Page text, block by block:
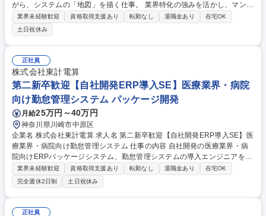
がら、システムの「地図」を描く仕事。 業界特化の強みを活かし、マンシ
ョン管理会社の業務を劇的にラクにするシステムの企画から設計・開発ま
で、手触り感のある開発をお任せします 【商材】マンション管理をITの力
で効率化する自社システム 【詳細】■顧客（管理会社）の課題ヒアリン
グ・解決策の提案 ■要件定義、基本設計、詳細設計、プログラミング ■プ
ロジェクトの進行管理・検証作業 ■複数の大規模プロジェクトにおけるリ
ーダー業務（スキルに応じ） ■導入後のフォローアップを通じたさらなる
改善提案 募集職種 【開発SE】ユーザーの声を直接カタチに！上流から携
わるSEリーダー候補
業界未経験歓迎 資格取得支援あり 転勤なし 退職金あり
在宅OK
土日祝休み
正社員
株式会社東計電算
第二新卒歓迎【自社開発ERP導入SE】医療業界・病院
向け勤怠管理システム パッケージ開発
月給25万円～40万円
神奈川県川崎市中原区
企業名 株式会社東計電算 求人名 第二新卒歓迎【自社開発ERP導入SE】医
療業界・病院向け勤怠管理システム 仕事の内容 自社開発の医療業界・病
院向けERPパッケージシステム、勤怠管理システムの導入エンジニアをお
任せします。入社後半年～3年程度はカスタマイズ開発を中心にシステム
理解をして頂く想定です。 システムのキャッチアップができた後は、お客
様との要件定義や開発部門との折衝等をお任せします。ご入社後の早い段
階から、要件定義の場に一緒に参画することができ、要件定義～運用まで
一貫して携わることが可能です。入社後ベテラン社員とのOJT研修があ
業界未経験歓迎 資格取得支援あり 転勤なし 退職金あり
在宅OK
完全週休2日制
土日祝休み
正社員